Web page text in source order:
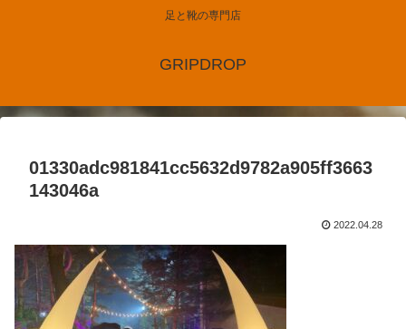
足と靴の専門店
GRIPDROP
01330adc981841cc5632d9782a905ff3663
143046a
2022.04.28